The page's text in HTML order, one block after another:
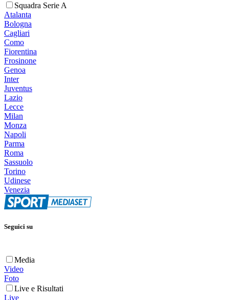
Squadra Serie A
Atalanta
Bologna
Cagliari
Como
Fiorentina
Frosinone
Genoa
Inter
Juventus
Lazio
Lecce
Milan
Monza
Napoli
Parma
Roma
Sassuolo
Torino
Udinese
Venezia
Seguici su
Media
Video
Foto
Live e Risultati
Live